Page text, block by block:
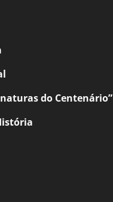
do Centenário”